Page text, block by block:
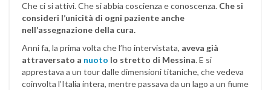
Che ci si attivi. Che si abbia coscienza e conoscenza. Che si
consideri l’unicità di ogni paziente anche
nell’assegnazione della cura.
Anni fa, la prima volta che l’ho intervistata, aveva già
attraversato a nuoto lo stretto di Messina. E si
apprestava a un tour dalle dimensioni titaniche, che vedeva
coinvolta l’Italia intera, mentre passava da un lago a un fiume